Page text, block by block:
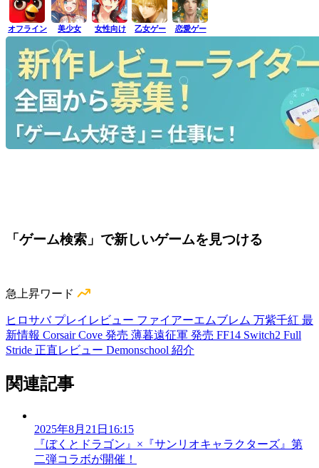
オフライン 美少女 女性向け 乙女ゲー 恋愛ゲー
「ゲーム検索」で新しいゲームを見つける
急上昇ワード
ヒロサバ プレイレビュー ファイアーエムブレム 万紫千紅 最
新情報 Corsair Cove 発売 薄暮遠征軍 発売 FF14 Switch2 Full
Stride 正直レビュー Demonschool 紹介
関連記事
2025年8月21日16:15
『ぼくとドラゴン』×『サンリオキャラクターズ』第
二弾コラボが開催！